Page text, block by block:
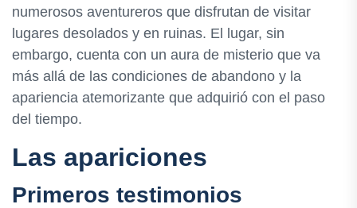
numerosos aventureros que disfrutan de visitar
lugares desolados y en ruinas. El lugar, sin
embargo, cuenta con un aura de misterio que va
más allá de las condiciones de abandono y la
apariencia atemorizante que adquirió con el paso
del tiempo.
Las apariciones
Primeros testimonios